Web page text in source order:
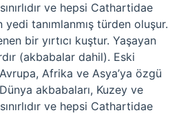
ve hepsi Cathartidae
tanımlanmış türden oluşur.
bir yırtıcı kuştur. Yaşayan
(akbabalar dahil). Eski
Afrika ve Asya’ya özgü
akbabaları, Kuzey ve
ve hepsi Cathartidae